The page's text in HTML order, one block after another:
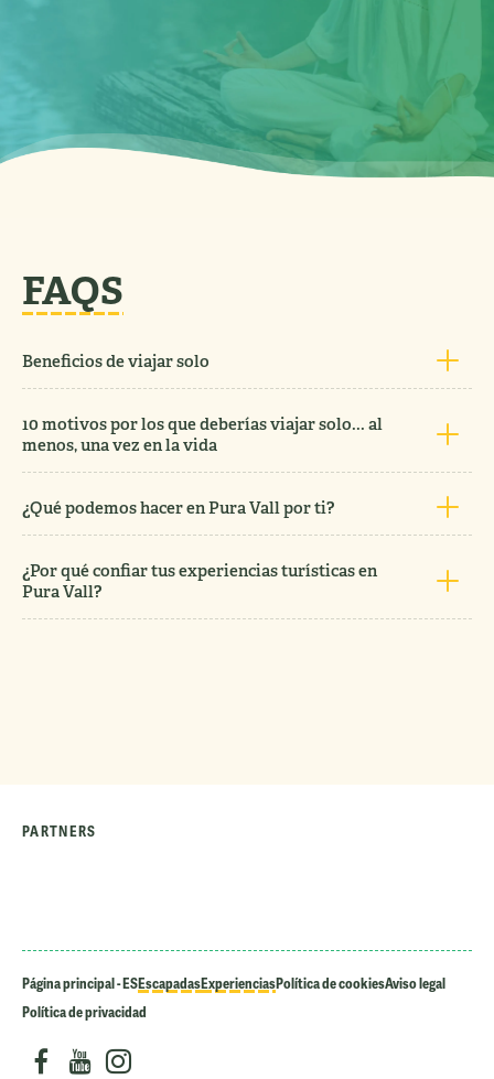
FAQS
Beneficios de viajar solo
10 motivos por los que deberías viajar solo... al
menos, una vez en la vida
¿Qué podemos hacer en Pura Vall por ti?
¿Por qué confiar tus experiencias turísticas en
Pura Vall?
PARTNERS
Página principal - ESEscapadasExperienciasPolítica de cookiesAviso legal
Política de privacidad